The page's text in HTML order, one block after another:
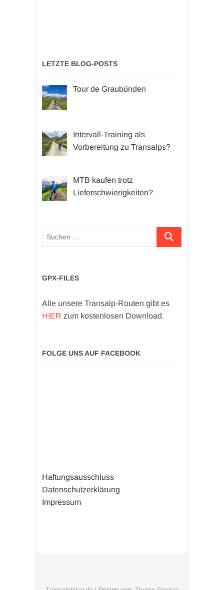
LETZTE BLOG-POSTS
Tour de Graubünden
Intervall-Training als
Vorbereitung zu Transalps?
MTB kaufen trotz
Lieferschwierigkeiten?
Suchen …
GPX-FILES
Alle unsere Transalp-Routen gibt es
HIER zum kostenlosen Download.
FOLGE UNS AUF FACEBOOK
Haftungsausschluss
Datenschutzerklärung
Impressum